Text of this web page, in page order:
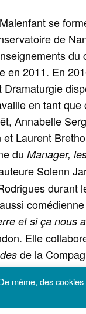
se
de
du
en 2011. En
Dramaturgie
en tant
Annabelle
Laurent
duManager,
Solenn
durant
et si ça nous
Elle
de la
Elle vient
théâtral :Et la
même, des cookies